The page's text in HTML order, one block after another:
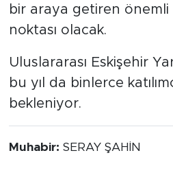
bir araya getiren önemli
noktası olacak.
Uluslararası Eskişehir
bu yıl da binlerce
bekleniyor.
Muhabir: SERAY ŞAHİN